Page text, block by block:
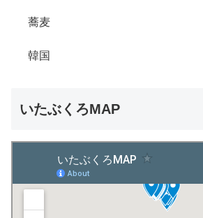
蕎麦
韓国
いたぶくろMAP